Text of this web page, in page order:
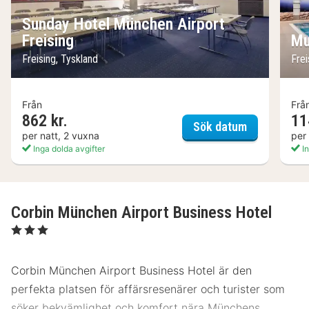
Sunday Hotel München Airport
Freising
Freising, Tyskland
Från
862 kr.
per natt, 2 vuxna
Inga dolda avgifter
Sök datumSunday
per
Corbin München Airport Business Hotel
, 3 Stjärnor
Corbin München Airport Business Hotel är den
perfekta platsen för affärsresenärer och turister som